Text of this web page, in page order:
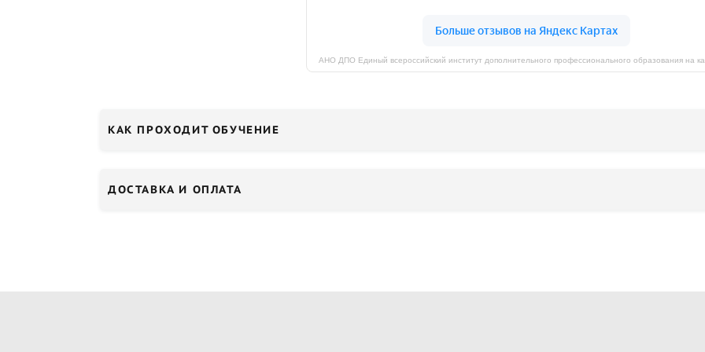
КАК ПРОХОДИТ ОБУЧЕНИЕ
ДОСТАВКА И ОПЛАТА